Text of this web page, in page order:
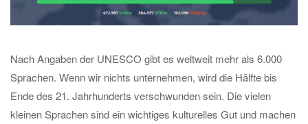
Nach Angaben der UNESCO gibt es weltweit mehr als 6.000
Sprachen. Wenn wir nichts unternehmen, wird die Hälfte bis
Ende des 21. Jahrhunderts verschwunden sein. Die vielen
kleinen Sprachen sind ein wichtiges kulturelles Gut und machen